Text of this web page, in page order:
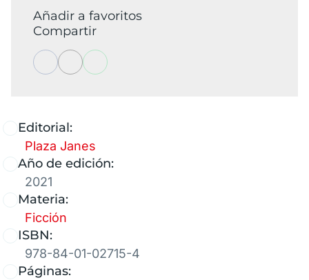
Editorial:
Plaza Janes
Año de edición:
2021
Materia:
Ficción
ISBN:
978-84-01-02715-4
Páginas:
Añadir a favoritos
Compartir